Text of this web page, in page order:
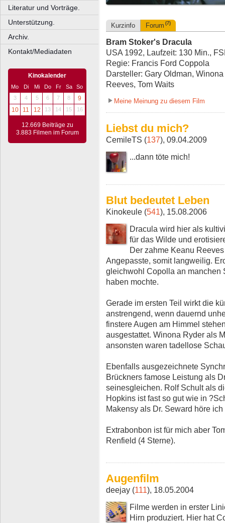
Literatur und Vorträge.
Unterstützung.
Archiv.
Kontakt/Mediadaten
Kinokalender
Mo Di Mi Do Fr Sa
So
3
4 5 6 7 8
9
10
11 12 13 14 15 16
12.669 Beiträge zu
3.883 Filmen im Forum
Kurzinfo Forum (7)
Bram Stoker's Dracula
USA 1992, Laufzeit: 130 Min.,
Regie: Francis Ford Coppola
Darsteller: Gary Oldman,
Reeves, Tom Waits
Meine Meinung zu diesem Film
Liebst du mich?
CemileTS (137), 09.04.2009
...dann töte mich!
Blut bedeutet Leben
Kinokeule (541), 15.08.2006
Dracula wird hier als
für das Wilde und
Der zahme Keanu
Angepasste, somit langweilig.
gleichwohl Copolla an manchen
haben mochte.
Gerade im ersten Teil wirkt die
anstrengend, wenn dauernd
finstere Augen am Himmel
ausgestattet. Winona Ryder als
ansonsten waren tadellose
Ebenfalls ausgezeichnete
Brückners famose Leistung als
seinesgleichen. Rolf Schult als
Hopkins ist fast so gut wie in
Makensy als Dr. Seward höre
Extrabonbon ist für mich aber
Renfield (4 Sterne).
Augenfilm
deejay (111), 18.05.2004
Filme werden in erster
Hirn produziert. Hier hat